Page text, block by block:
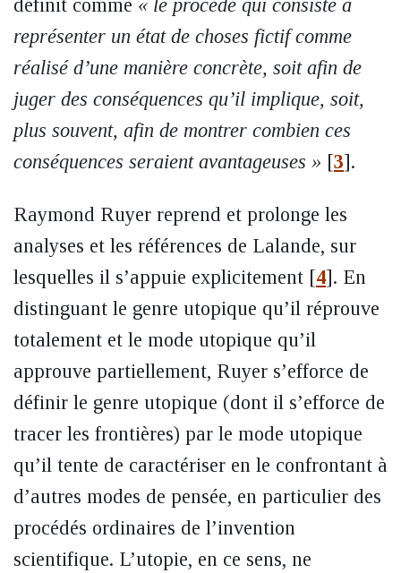
définit comme « le procédé qui consiste à
représenter un état de choses fictif comme
réalisé d’une manière concrète, soit afin de
juger des conséquences qu’il implique, soit,
plus souvent, afin de montrer combien ces
conséquences seraient avantageuses » [3] .
Raymond Ruyer reprend et prolonge les
analyses et les références de Lalande, sur
lesquelles il s’appuie explicitement [4] . En
distinguant le genre utopique qu’il réprouve
totalement et le mode utopique qu’il
approuve partiellement, Ruyer s’efforce de
définir le genre utopique (dont il s’efforce de
tracer les frontières) par le mode utopique
qu’il tente de caractériser en le confrontant à
d’autres modes de pensée, en particulier des
procédés ordinaires de l’invention
scientifique. L’utopie, en ce sens, ne